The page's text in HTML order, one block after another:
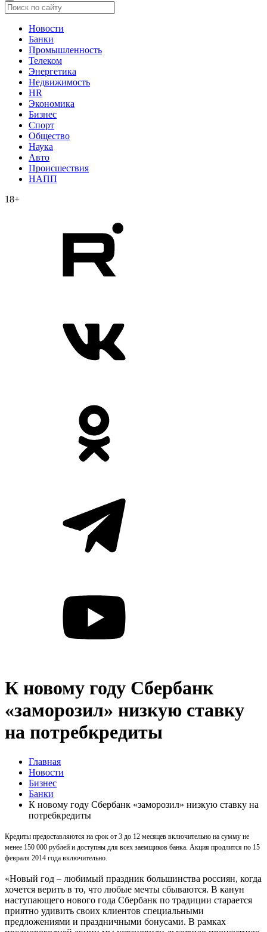
Новости
Банки
Промышленность
Телеком
Энергетика
Недвижимость
HR
Экономика
Бизнес
Спорт
Общество
Наука
Авто
Происшествия
НАПП
18+
К новому году Сбербанк
«заморозил» низкую ставку
на потребкредиты
Главная
Новости
Бизнес
Банки
К новому году Сбербанк «заморозил» низкую ставку на
потребкредиты
Кредиты предоставляются на срок от 3 до 12 месяцев включительно на сумму не
менее 150 000 рублей и доступны для всех заемщиков банка. Акция продлится по 15
февраля 2014 года включительно.
«Новый год – любимый праздник большинства россиян, когда
хочется верить в то, что любые мечты сбываются. В канун
наступающего нового года Сбербанк по традиции старается
приятно удивить своих клиентов специальными
предложениями и праздничными бонусами. В рамках